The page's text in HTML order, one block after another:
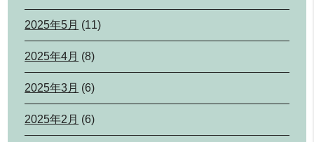
2025年5月 (11)
2025年4月 (8)
2025年3月 (6)
2025年2月 (6)